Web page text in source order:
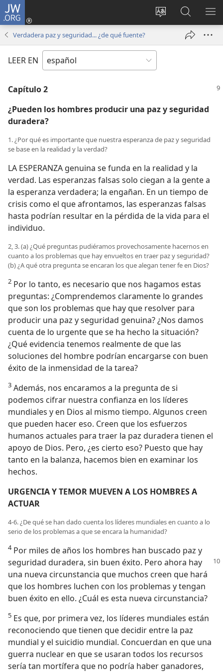
JW.ORG
Cambiar
del sitio
Iniciar
sesión
nueva
en
jw.org
Verdadera paz y seguridad... ¿de qué fuente?
LEER EN
Capítulo 2
¿Pueden los hombres producir una paz y seguridad
duradera?
1. ¿Por qué es importante que nuestra esperanza de paz y seguridad
se base en la realidad y la verdad?
LA ESPERANZA genuina se funda en la realidad y la
verdad. Las esperanzas falsas solo ciegan a la gente a
la esperanza verdadera; la engañan. En un tiempo de
crisis como el que afrontamos, las esperanzas falsas
hasta podrían resultar en la pérdida de la vida para el
individuo.
2, 3. (a) ¿Qué preguntas pudiéramos provechosamente hacernos en
cuanto a los problemas que hay envueltos en traer paz y seguridad?
(b) ¿A qué otra pregunta se encaran los que alegan tener fe en Dios?
2 Por lo tanto, es necesario que nos hagamos estas
preguntas: ¿Comprendemos claramente lo grandes
que son los problemas que hay que resolver para
producir una paz y seguridad genuina? ¿Nos damos
cuenta de lo urgente que se ha hecho la situación?
¿Qué evidencia tenemos realmente de que las
soluciones del hombre podrían encargarse con buen
éxito de la inmensidad de la tarea?
3 Además, nos encaramos a la pregunta de si
podemos cifrar nuestra confianza en los líderes
mundiales y en Dios al mismo tiempo. Algunos creen
que pueden hacer eso. Creen que los esfuerzos
humanos actuales para traer la paz duradera tienen el
apoyo de Dios. Pero, ¿es cierto eso? Puesto que hay
tanto en la balanza, hacemos bien en examinar los
hechos.
URGENCIA Y TEMOR MUEVEN A LOS HOMBRES A
ACTUAR
4-6. ¿De qué se han dado cuenta los líderes mundiales en cuanto a lo
serio de los problemas a que se encara la humanidad?
4Por miles de años los hombres han buscado paz y
seguridad duradera, sin buen éxito. Pero ahora hay
una nueva circunstancia que muchos creen que hará
que los hombres luchen con los problemas y tengan
buen éxito en ello. ¿Cuál es esta nueva circunstancia?
5 Es que, por primera vez, los líderes mundiales están
reconociendo que tienen que decidir entre la paz
mundial y el suicidio mundial. Concuerdan en que una
guerra nuclear en que se usaran todos los recursos
sería tan mortífera que no podría haber ganadores,